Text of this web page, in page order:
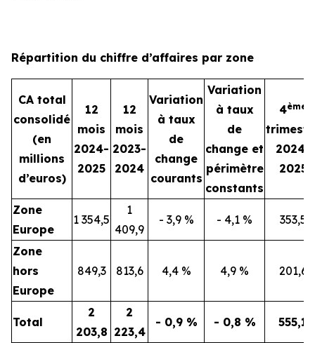
Répartition du chiffre d’affaires par zone
CA total
consolidé
(en
millions
d’euros)
12
mois
2024-
2025
12
mois
2023-
2024
Variation
à taux
de
change
courants
Variation
à taux
de
change et
périmètre
constants
4ème
2024-
2025
Zone
Europe
1 354,5
1
409,9
- 3,9 % - 4,1 % 353,5
Zone
hors
Europe
849,3 813,6 4,4 % 4,9 % 201,6
Total
2
203,8
2
223,4
- 0,9 % - 0,8 % 555,1